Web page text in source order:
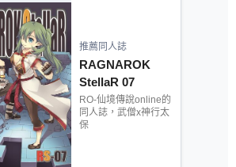
推薦同人誌
RAGNAROK
StellaR 07
RO-仙境傳說online的
同人誌，武僧x神行太
保